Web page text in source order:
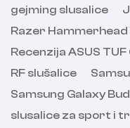
gejming slusalice
Razer
Recenzija ASUS
RF slušalice
Samsung Galaxy
slusalice za sport i